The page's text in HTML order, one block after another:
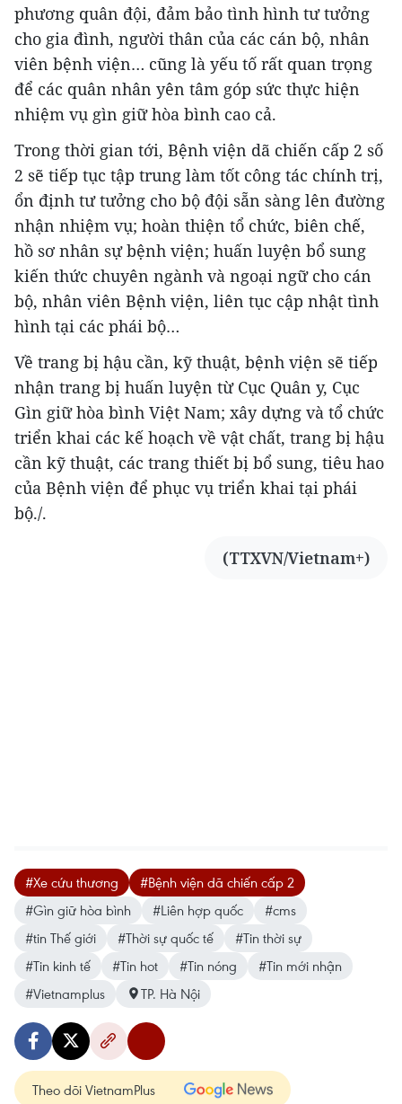
phương quân đội, đảm bảo tình hình tư tưởng
cho gia đình, người thân của các cán bộ, nhân
viên bệnh viện… cũng là yếu tố rất quan trọng
để các quân nhân yên tâm góp sức thực hiện
nhiệm vụ gìn giữ hòa bình cao cả.
Trong thời gian tới, Bệnh viện dã chiến cấp 2 số
2 sẽ tiếp tục tập trung làm tốt công tác chính trị,
ổn định tư tưởng cho bộ đội sẵn sàng lên đường
nhận nhiệm vụ; hoàn thiện tổ chức, biên chế,
hồ sơ nhân sự bệnh viện; huấn luyện bổ sung
kiến thức chuyên ngành và ngoại ngữ cho cán
bộ, nhân viên Bệnh viện, liên tục cập nhật tình
hình tại các phái bộ…
Về trang bị hậu cần, kỹ thuật, bệnh viện sẽ tiếp
nhận trang bị huấn luyện từ Cục Quân y, Cục
Gìn giữ hòa bình Việt Nam; xây dựng và tổ chức
triển khai các kế hoạch về vật chất, trang bị hậu
cần kỹ thuật, các trang thiết bị bổ sung, tiêu hao
của Bệnh viện để phục vụ triển khai tại phái
bộ./.
(TTXVN/Vietnam+)
#Xe cứu thương
#Bệnh viện dã chiến cấp 2
#Gìn giữ hòa bình
#Liên hợp quốc
#cms
#tin Thế giới
#Thời sự quốc tế
#Tin thời sự
#Tin kinh tế
#Tin hot #Tin nóng
#Tin mới nhận
#Vietnamplus
TP. Hà Nội
Theo dõi VietnamPlus